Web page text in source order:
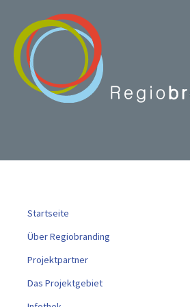
Startseite
Über Regiobranding
Projektpartner
Das Projektgebiet